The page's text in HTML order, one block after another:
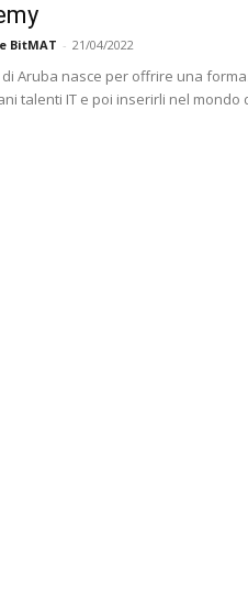
BitMAT - 21/04/2022
di Aruba nasce per offrire una
talenti IT e poi inserirli nel mondo